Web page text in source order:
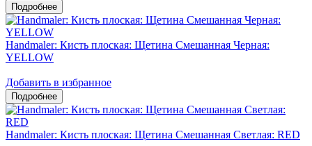
Handmaler: Кисть плоская: Щетина Смешанная Черная:
YELLOW
Добавить в избранное
Handmaler: Кисть плоская: Щетина Смешанная Светлая: RED